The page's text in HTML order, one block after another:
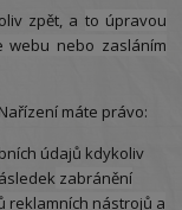
zpět, a to úpravou
webu nebo zasláním
máte právo:
údajů kdykoliv
zabránění
reklamních nástrojů a